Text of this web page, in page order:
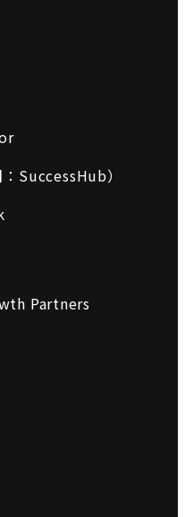
SuccessHub）
Partners